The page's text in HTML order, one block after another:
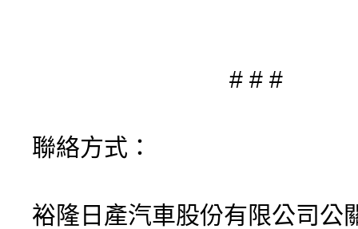
# # #
聯絡方式：
裕隆日產汽車股份有限公司公